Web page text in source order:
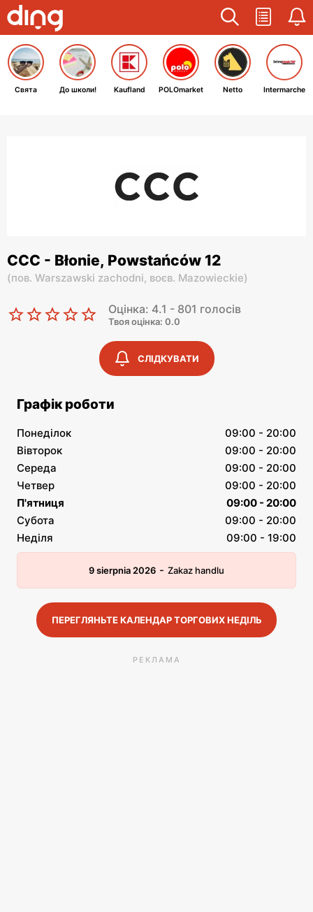
Свята До школи! Kaufland POLOmarket Netto Intermarche
CCC - Błonie, Powstańców 12
(пов. Warszawski zachodni, воєв. Mazowieckie)
Оцінка: 4.1 - 801 голосів
Твоя оцінка: 0.0
СЛІДКУВАТИ
Графік роботи
Понеділок
09:00 - 20:00
Вівторок
09:00 - 20:00
Середа
09:00 - 20:00
Четвер
09:00 - 20:00
П'ятниця
09:00 - 20:00
Субота
09:00 - 20:00
Неділя
09:00 - 19:00
9 sierpnia 2026 - Zakaz handlu
ПЕРЕГЛЯНЬТЕ КАЛЕНДАР ТОРГОВИХ НЕДІЛЬ
РЕКЛАМА